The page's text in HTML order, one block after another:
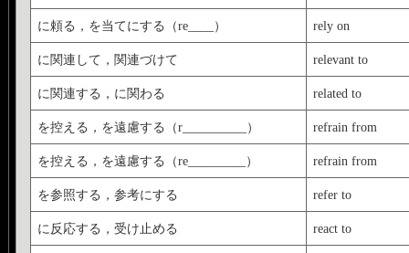
に頼る，を当てにする（re____） rely on
に関連して，関連づけて relevant to
に関連する，に関わる related to
を控える，を遠慮する（r__________） refrain from
を控える，を遠慮する（re_________） refrain from
を参照する，参考にする refer to
に反応する，受け止める react to